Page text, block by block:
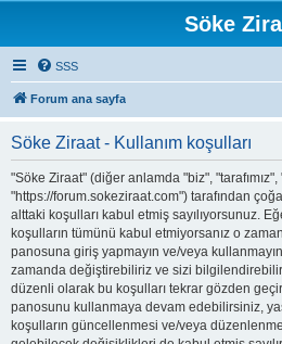
Söke
SSS
Forum ana sayfa
Söke Ziraat - Kullanım koşulları
"Söke Ziraat" (diğer anlamda "biz",
"https://forum.sokeziraat.com") tarafından
alttaki koşulları kabul etmiş sayılıyorsunuz.
koşulların tümünü kabul etmiyorsanız o
panosuna giriş yapmayın ve/veya
zamanda değiştirebiliriz ve sizi
düzenli olarak bu koşulları tekrar gözden
panosunu kullanmaya devam edebilirsiniz,
koşulların güncellenmesi ve/veya